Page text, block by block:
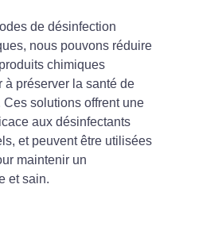
de désinfection
nous pouvons réduire
chimiques
à préserver la santé de
solutions offrent une
aux désinfectants
et peuvent être utilisées
maintenir un
et sain.